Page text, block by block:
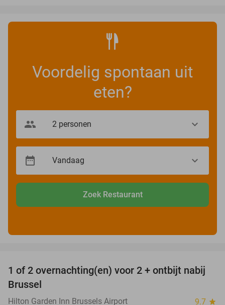
Voordelig spontaan uit
eten?
Zoek Restaurant
25%
1 of 2 overnachting(en) voor 2 + ontbijt nabij
Brussel
Hilton Garden Inn Brussels Airport 9.7 star